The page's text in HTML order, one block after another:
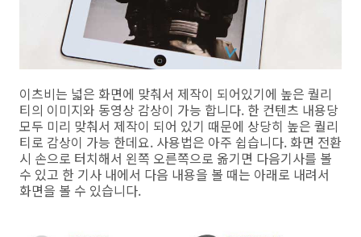
이츠비는 넓은 화면에 맞춰서 제작이 되어있기에 높은 퀄리
티의 이미지와 동영상 감상이 가능 합니다. 한 컨텐츠 내용당
모두 미리 맞춰서 제작이 되어 있기 때문에 상당히 높은 퀄리
티로 감상이 가능 한데요. 사용법은 아주 쉽습니다. 화면 전환
시 손으로 터치해서 왼쪽 오른쪽으로 옮기면 다음기사를 볼
수 있고 한 기사 내에서 다음 내용을 볼 때는 아래로 내려서
화면을 볼 수 있습니다.